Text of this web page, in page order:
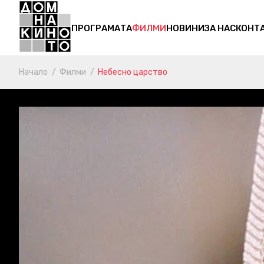
ПРОГРАМАТАФИЛМИНОВИНИЗА НАС
Начало Филми Небесно царство